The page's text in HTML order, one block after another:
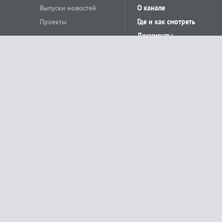
Выпуски новостей
Проекты
О канале
Где и как смотреть
Документы